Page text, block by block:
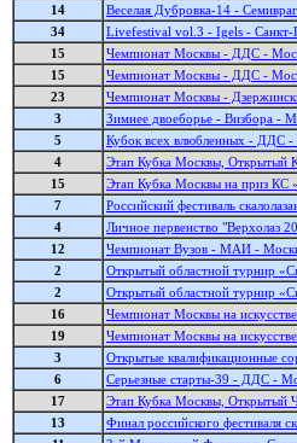
14
Веселая Дубровка-14 -
34
Livefestival vol.3 - Igels - Санкт-
15
Чемпионат Москвы - ДДС -
15
Чемпионат Москвы - ДДС -
23
Чемпионат Москвы -
3
Зимнее двоеборье - Визбора -
5
Кубок всех влюбленных - ДДС -
4
Этап Кубка Москвы,
15
Этап Кубка Москвы на приз КС
7
Российский фестиваль
4
Личное первенство "Верхолаз
12
Чемпионат Вузов - МАИ -
2
Открытый областной турнир
2
Открытый областной турнир
16
Чемпионат Москвы на
19
Чемпионат Москвы на
3
Открытые квалификационные
6
Серьезные старты-39 - ДДС -
17
Этап Кубка Москвы, Открытый
13
Финал российского фестиваля